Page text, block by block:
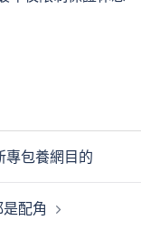
專包養網目的
配角